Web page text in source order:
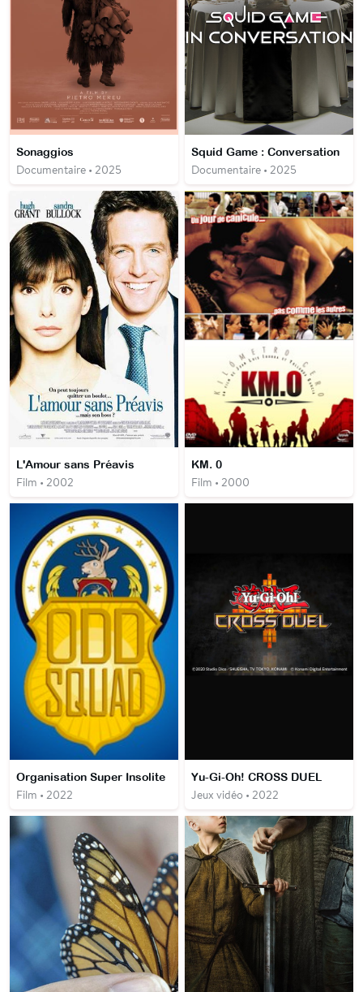
Sonaggios
Documentaire • 2025
Squid Game : Conversation
Documentaire • 2025
L'Amour sans Préavis
Film • 2002
KM. 0
Film • 2000
Organisation Super Insolite
Film • 2022
Yu-Gi-Oh! CROSS DUEL
Jeux vidéo • 2022